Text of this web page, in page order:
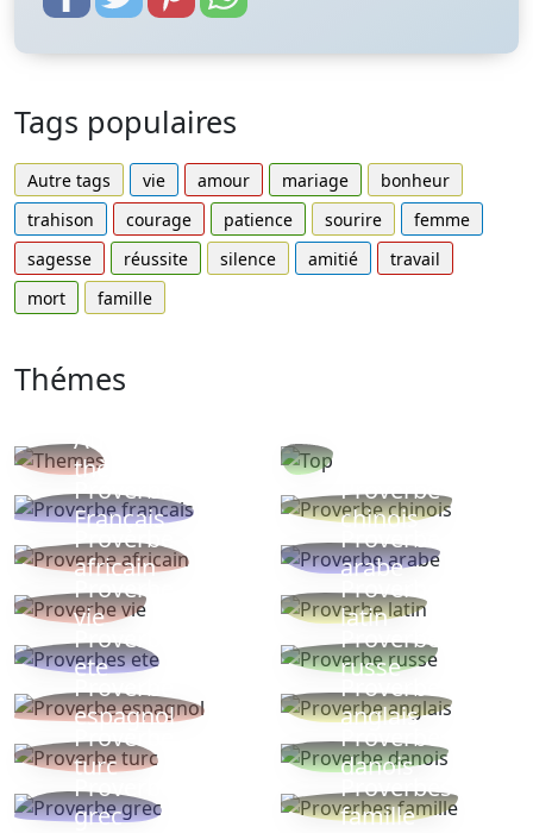
Tags populaires
Autre tags vie amour mariage
bonheur
trahison
courage patience sourire
femme
sagesse
réussite silence amitié
travail
mort
famille
Thémes
Autres
thèmes
Proverbe
Français
Proverbe
chinois
Proverbe
africain
Proverbe
arabe
Proverbe
vie
Proverbe
latin
Proverbes
ete
Proverbe
russe
Proverbe
espagnol
Proverbe
anglais
Proverbe
turc
Proverbe
danois
Proverbe
grec
Proverbes
famille